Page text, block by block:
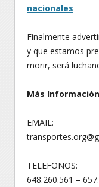
nacionales
Finalmente
y que estamos
morir, será
Más
EMAIL:
TELEFONOS:
648.260.561 –